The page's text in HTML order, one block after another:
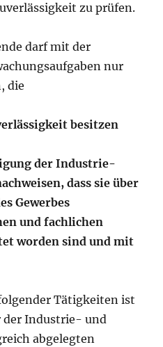
zu prüfen.
darf mit der
nur
die
besitzen
der Industrie-
dass sie über
Gewerbes
und fachlichen
worden sind und mit
Tätigkeiten ist
der Industrie- und
abgelegten